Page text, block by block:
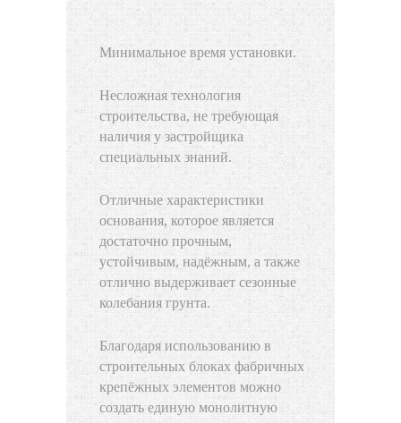
Минимальное время установки.
Несложная технология
строительства, не требующая
наличия у застройщика
специальных знаний.
Отличные характеристики
основания, которое является
достаточно прочным,
устойчивым, надёжным, а также
отлично выдерживает сезонные
колебания грунта.
Благодаря использованию в
строительных блоках фабричных
крепёжных элементов можно
создать единую монолитную